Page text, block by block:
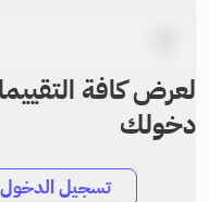
لعرض كافة
دخولك
تسجيل الدخول